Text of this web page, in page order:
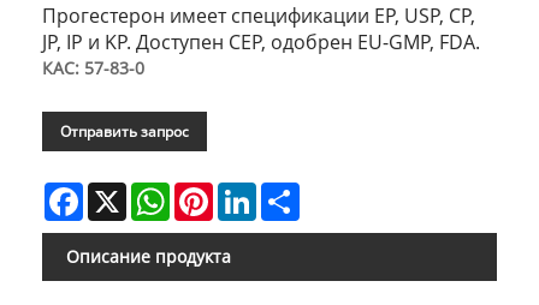
Прогестерон имеет спецификации EP, USP, CP,
JP, IP и KP. Доступен CEP, одобрен EU-GMP, FDA.
КАС: 57-83-0
Отправить запрос
Facebook
X WhatsAppPinterestLinkedIn
Описание продукта